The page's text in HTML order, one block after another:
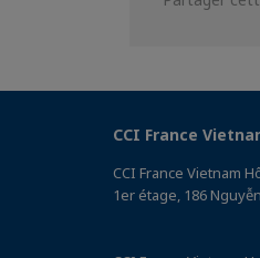
CCI France
CCI France Vietnam
1er étage, 186